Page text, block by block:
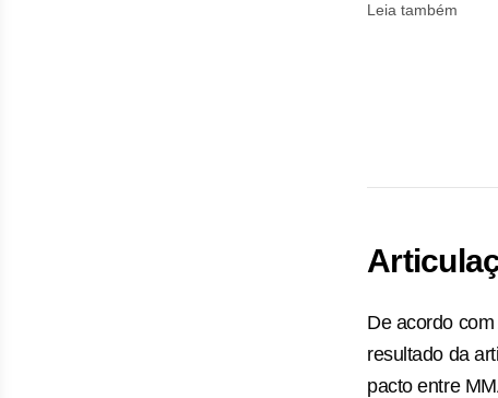
Leia também
De acordo
resultado da
pacto entre